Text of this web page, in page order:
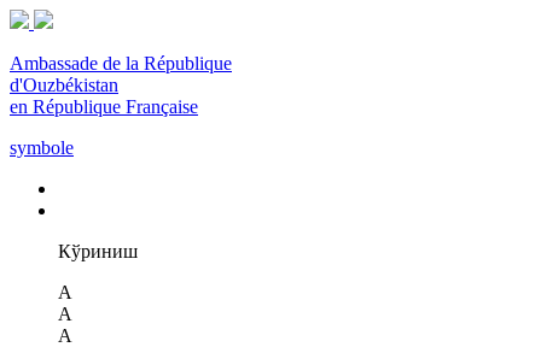
Ambassade de la République
d'Ouzbékistan
en République Française
symbole
Кўриниш
A
A
A